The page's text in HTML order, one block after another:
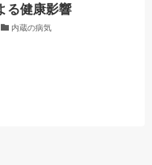
る健康影響
内蔵の病気